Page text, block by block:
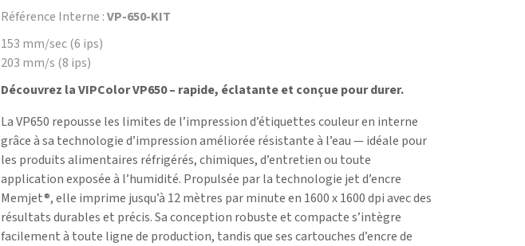
Référence Interne :VP-650-KIT
153 mm/sec (6 ips)
203 mm/s (8 ips)
Découvrez la VIPColor VP650 – rapide, éclatante et conçue pour durer.
La VP650 repousse les limites de l’impression d’étiquettes couleur en interne
grâce à sa technologie d’impression améliorée résistante à l’eau — idéale pour
les produits alimentaires réfrigérés, chimiques, d’entretien ou toute
application exposée à l’humidité. Propulsée par la technologie jet d’encre
Memjet®, elle imprime jusqu’à 12 mètres par minute en 1600 x 1600 dpi avec des
résultats durables et précis. Sa conception robuste et compacte s’intègre
facilement à toute ligne de production, tandis que ses cartouches d’encre de